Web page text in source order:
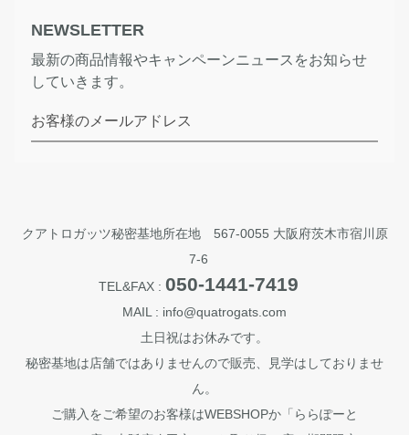
NEWSLETTER
最新の商品情報やキャンペーンニュースをお知らせ
していきます。
お客様のメールアドレス
クアトロガッツ秘密基地所在地 567-0055 大阪府茨木市宿川原
7-6
TEL&FAX : 050-1441-7419
MAIL : info@quatrogats.com
土日祝はお休みです。
秘密基地は店舗ではありませんので販売、見学はしておりませ
ん。
ご購入をご希望のお客様はWEBSHOPか「ららぽーと